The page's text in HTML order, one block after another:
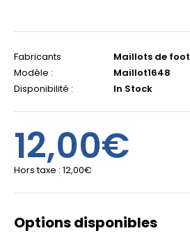
Fabricants
Maillots de foot
Modèle :
Maillot1648
Disponibilité :
In Stock
12,00€
Hors taxe : 12,00€
Options disponibles